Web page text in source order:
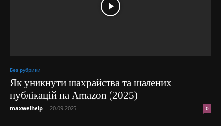
Без рубрики
Як уникнути шахрайства та шалених
публікацій на Amazon (2025)
maxwelhelp - 20.09.2025 0